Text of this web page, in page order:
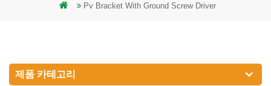
Pv Bracket With Ground Screw Driver
제품 카테고리